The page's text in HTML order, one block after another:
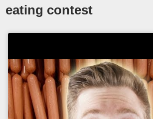
eating contest